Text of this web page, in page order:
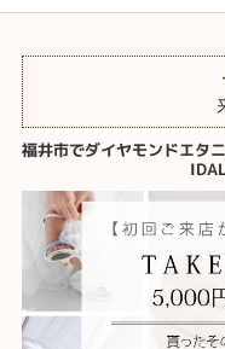
福井市でダイヤモンドエタ